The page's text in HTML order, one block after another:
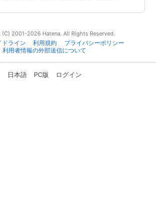
2001-2026 Hatena. All Rights Reserved.
ドライン 利用規約
プライバシーポリシー
利用者情報の外部送信について
日本語 PC版 ログイン